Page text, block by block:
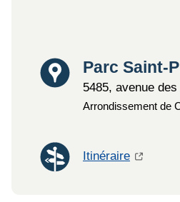
Lieu
Parc Saint-
5485, avenue
Arrondissement de
Itinéraire